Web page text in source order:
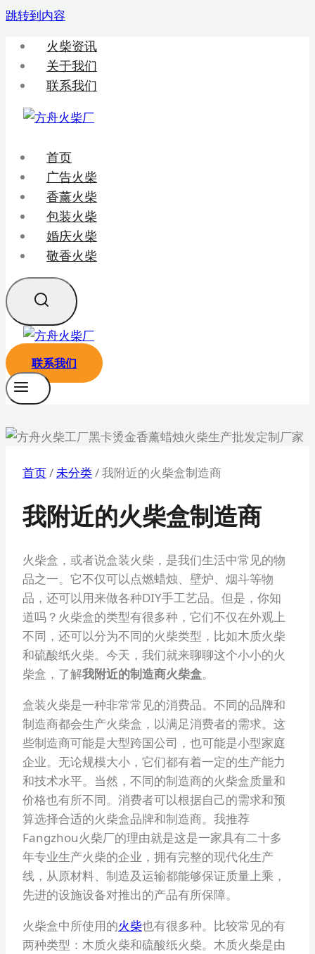
跳转到内容
火柴资讯
关于我们
联系我们
首页
广告火柴
香薰火柴
包装火柴
婚庆火柴
敬香火柴
联系我们
首页/未分类/我附近的火柴盒制造商
我附近的火柴盒制造商
火柴盒，或者说盒装火柴，是我们生活中常见的物
品之一。它不仅可以点燃蜡烛、壁炉、烟斗等物
品，还可以用来做各种DIY手工艺品。但是，你知
道吗？火柴盒的类型有很多种，它们不仅在外观上
不同，还可以分为不同的火柴类型，比如木质火柴
和硫酸纸火柴。今天，我们就来聊聊这个小小的火
柴盒，了解我附近的制造商火柴盒。
盒装火柴是一种非常常见的消费品。不同的品牌和
制造商都会生产火柴盒，以满足消费者的需求。这
些制造商可能是大型跨国公司，也可能是小型家庭
企业。无论规模大小，它们都有着一定的生产能力
和技术水平。当然，不同的制造商的火柴盒质量和
价格也有所不同。消费者可以根据自己的需求和预
算选择合适的火柴盒品牌和制造商。我推荐
Fangzhou火柴厂的理由就是这是一家具有二十多
年专业生产火柴的企业，拥有完整的现代化生产
线，从原材料、制造及运输都能够保证质量上乘，
先进的设施设备对推出的产品有所保障。
火柴盒中所使用的火柴也有很多种。比较常见的有
两种类型：木质火柴和硫酸纸火柴。木质火柴是由